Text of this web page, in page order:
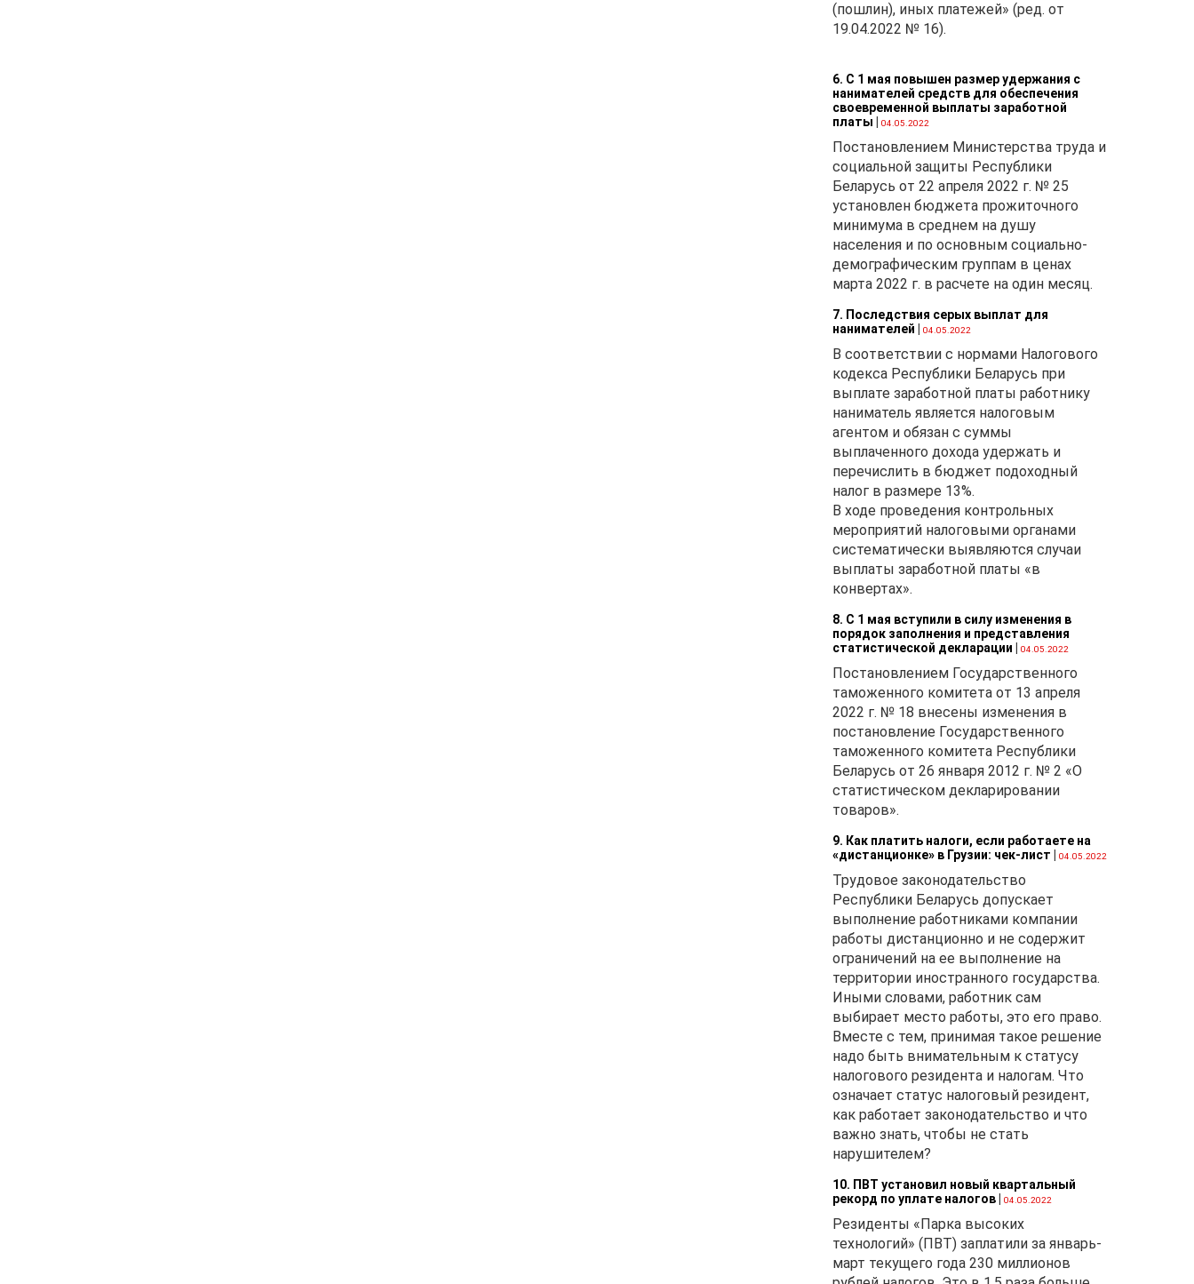
(пошлин), иных платежей» (ред. от
19.04.2022 № 16).
6. С 1 мая повышен размер удержания с
нанимателей средств для обеспечения
своевременной выплаты заработной
платы
04.05.2022
Постановлением Министерства труда и
социальной защиты Республики
Беларусь от 22 апреля 2022 г. № 25
установлен бюджета прожиточного
минимума в среднем на душу
населения и по основным социально-
демографическим группам в ценах
марта 2022 г. в расчете на один месяц.
7. Последствия серых выплат для
нанимателей
04.05.2022
В соответствии с нормами Налогового
кодекса Республики Беларусь при
выплате заработной платы работнику
наниматель является налоговым
агентом и обязан с суммы
выплаченного дохода удержать и
перечислить в бюджет подоходный
налог в размере 13%.
В ходе проведения контрольных
мероприятий налоговыми органами
систематически выявляются случаи
выплаты заработной платы «в
конвертах».
8. С 1 мая вступили в силу изменения в
порядок заполнения и представления
статистической декларации
04.05.2022
Постановлением Государственного
таможенного комитета от 13 апреля
2022 г. № 18 внесены изменения в
постановление Государственного
таможенного комитета Республики
Беларусь от 26 января 2012 г. № 2 «О
статистическом декларировании
товаров».
9. Как платить налоги, если работаете на
«дистанционке» в Грузии: чек-лист
04.05.2022
Трудовое законодательство
Республики Беларусь допускает
выполнение работниками компании
работы дистанционно и не содержит
ограничений на ее выполнение на
территории иностранного государства.
Иными словами, работник сам
выбирает место работы, это его право.
Вместе с тем, принимая такое решение
надо быть внимательным к статусу
налогового резидента и налогам. Что
означает статус налоговый резидент,
как работает законодательство и что
важно знать, чтобы не стать
нарушителем?
10. ПВТ установил новый квартальный
рекорд по уплате налогов| 04.05.2022
Резиденты «Парка высоких
технологий» (ПВТ) заплатили за январь-
март текущего года 230 миллионов